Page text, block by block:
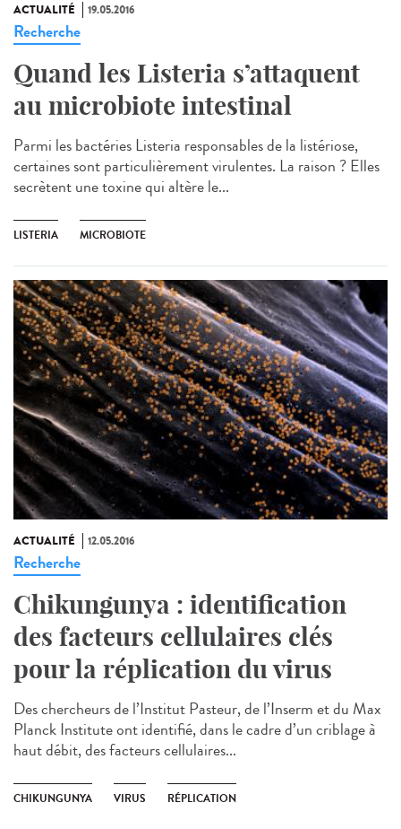
ACTUALITÉ 19.05.2016
Recherche
Quand les Listeria s’attaquent
au microbiote intestinal
Parmi les bactéries Listeria responsables de la listériose,
certaines sont particulièrement virulentes. La raison ? Elles
secrètent une toxine qui altère le...
LISTERIA MICROBIOTE
ACTUALITÉ 12.05.2016
Recherche
Chikungunya : identification
des facteurs cellulaires clés
pour la réplication du virus
Des chercheurs de l’Institut Pasteur, de l’Inserm et du Max
Planck Institute ont identifié, dans le cadre d’un criblage à
haut débit, des facteurs cellulaires...
CHIKUNGUNYA VIRUS RÉPLICATION